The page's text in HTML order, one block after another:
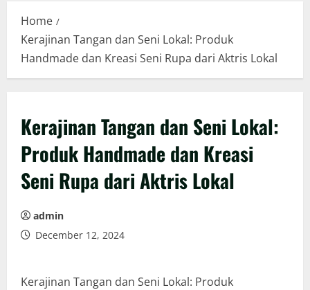
Home
Kerajinan Tangan dan Seni Lokal: Produk
Handmade dan Kreasi Seni Rupa dari Aktris Lokal
Kerajinan Tangan dan Seni Lokal:
Produk Handmade dan Kreasi
Seni Rupa dari Aktris Lokal
admin
December 12, 2024
Kerajinan Tangan dan Seni Lokal: Produk